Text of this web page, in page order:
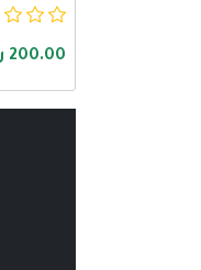
200.00 ريال سعودي